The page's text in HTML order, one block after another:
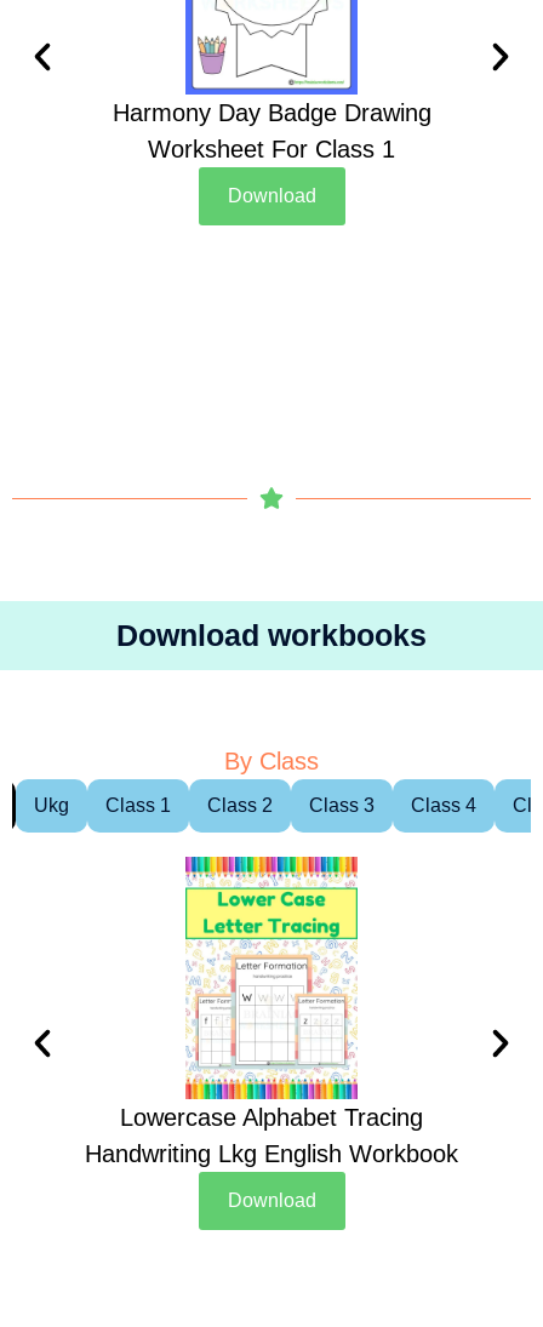
Harmony Day Badge Drawing
Worksheet For Class 1
Download
Download workbooks
By Class
Ukg Class 1 Class 2 Class 3 Class 4
Lowercase Alphabet Tracing
Handwriting Lkg English Workbook
Download